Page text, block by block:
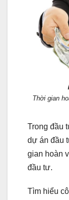
Thời gian
Trong đầu
dự án đầu
gian hoàn
đầu tư.
Tìm hiểu